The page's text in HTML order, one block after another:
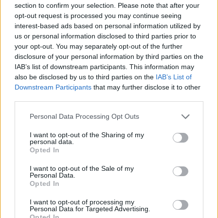
section to confirm your selection. Please note that after your
opt-out request is processed you may continue seeing
interest-based ads based on personal information utilized by
us or personal information disclosed to third parties prior to
your opt-out. You may separately opt-out of the further
disclosure of your personal information by third parties on the
IAB’s list of downstream participants. This information may
also be disclosed by us to third parties on the IAB’s List of
Downstream Participants that may further disclose it to other
Please note that this website/app uses one or more Google
not limited to your visit or usage behaviour. You may click to
grant or deny consent to Google and its third-party tags to
use your data for below specified purposes in below Google
consent section.
Personal Data Processing Opt Outs
I want to opt-out of the Sharing of my
personal data.
Opted In
I want to opt-out of the Sale of my
Personal Data.
Opted In
I want to opt-out of processing my
Personal Data for Targeted Advertising.
„A szeretethiányban szenvedő, önmagával is küzdő
fiú elrabol egy lányt, aki bár rájön, hogy bármikor
szüksége van erre az önként vállalt »fogságra«. Ez a